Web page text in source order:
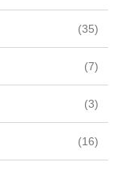
(35)
(7)
(3)
(16)